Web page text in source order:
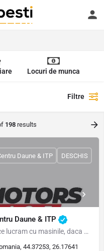
Locuri de munca
Filtre
198 results
Daune & ITP
Noua ne place jobul nostru deoarece lucram cu masinile, daca atunci cand eram mici ne placea la nebunie sa ne…
44.37253, 26.17641
Daune & ITP DESCHIS